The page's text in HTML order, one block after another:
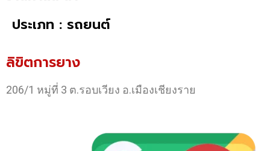
ประเภท : รถยนต์
ลิขิตการยาง
206/1 หมู่ที่ 3 ต.รอบเวียง อ.เมืองเชียงราย